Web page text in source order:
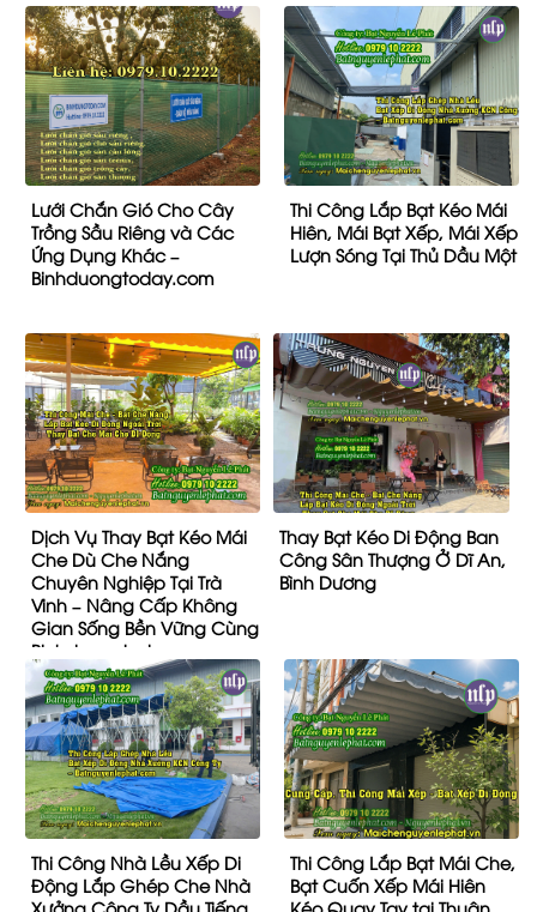
Lưới Chắn Gió Cho Cây
Trồng Sầu Riêng và Các
Ứng Dụng Khác –
Binhduongtoday.com
Thi Công Lắp Bạt Kéo Mái
Hiên, Mái Bạt Xếp, Mái Xếp
Lượn Sóng Tại Thủ Dầu Một
Dịch Vụ Thay Bạt Kéo Mái
Che Dù Che Nắng
Chuyên Nghiệp Tại Trà
Vinh – Nâng Cấp Không
Gian Sống Bền Vững Cùng
Binhduongtoday.com
Thay Bạt Kéo Di Động Ban
Công Sân Thượng Ở Dĩ An,
Bình Dương
Thi Công Nhà Lều Xếp Di
Động Lắp Ghép Che Nhà
Thi Công Lắp Bạt Mái Che,
Bạt Cuốn Xếp Mái Hiên